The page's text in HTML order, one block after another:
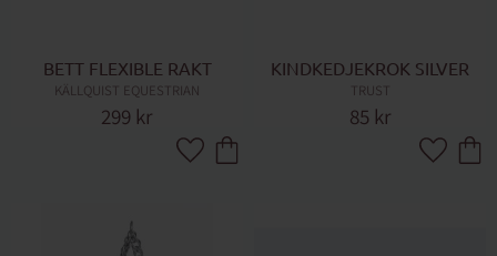
BETT FLEXIBLE RAKT
KÄLLQUIST EQUESTRIAN
299 kr
Lägg till i favoriter
KINDKEDJEKROK SILVER
TRUST
85 kr
Lägg till